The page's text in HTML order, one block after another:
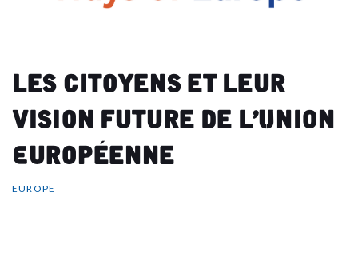
Les citoyens et leur
vision future de l’Union
Européenne
EUROPE